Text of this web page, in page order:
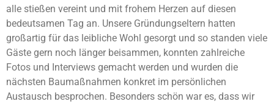
alle stießen vereint und mit frohem Herzen auf diesen
bedeutsamen Tag an. Unsere Gründungseltern hatten
großartig für das leibliche Wohl gesorgt und so standen viele
Gäste gern noch länger beisammen, konnten zahlreiche
Fotos und Interviews gemacht werden und wurden die
nächsten Baumaßnahmen konkret im persönlichen
Austausch besprochen. Besonders schön war es, dass wir